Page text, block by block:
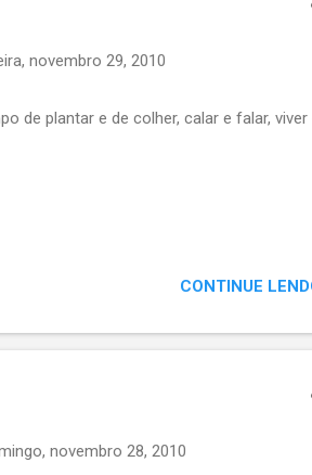
novembro 29, 2010
de plantar e de colher, calar e falar, viver
CONTINUE
novembro 28, 2010